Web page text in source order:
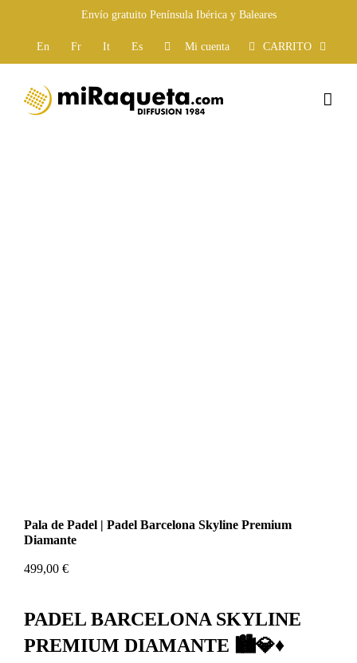
contenido
Envío gratuito Península Ibérica y Baleares
En Fr It Es Mi cuenta CARRITO
Pala de Padel | Padel Barcelona Skyline Premium
Diamante
499,00 €
PADEL BARCELONA SKYLINE
PREMIUM DIAMANTE 🏙️💎♦️